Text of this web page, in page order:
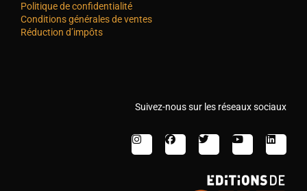
Politique de confidentialité
Conditions générales de ventes
Réduction d’impôts
Suivez-nous sur les réseaux sociaux